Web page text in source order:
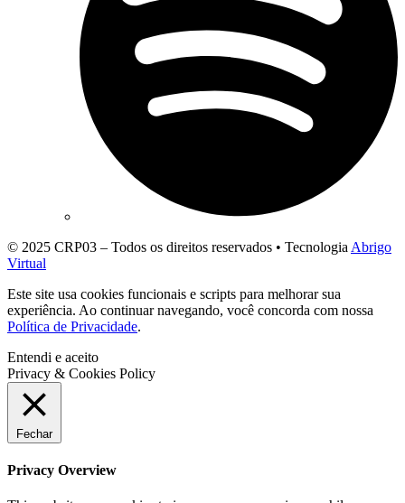
© 2025 CRP03 – Todos os direitos reservados • Tecnologia Abrigo
Virtual
Este site usa cookies funcionais e scripts para melhorar sua
experiência. Ao continuar navegando, você concorda com nossa
Política de Privacidade.
Entendi e aceito
Privacy & Cookies Policy
Fechar
Privacy Overview